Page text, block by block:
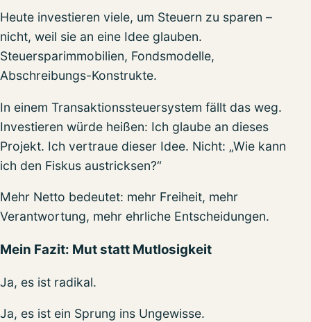
Heute investieren viele, um Steuern zu sparen –
nicht, weil sie an eine Idee glauben.
Steuersparimmobilien, Fondsmodelle,
Abschreibungs-Konstrukte.
In einem Transaktionssteuersystem fällt das weg.
Investieren würde heißen: Ich glaube an dieses
Projekt. Ich vertraue dieser Idee. Nicht: „Wie kann
ich den Fiskus austricksen?“
Mehr Netto bedeutet: mehr Freiheit, mehr
Verantwortung, mehr ehrliche Entscheidungen.
Mein Fazit: Mut statt Mutlosigkeit
Ja, es ist radikal.
Ja, es ist ein Sprung ins Ungewisse.